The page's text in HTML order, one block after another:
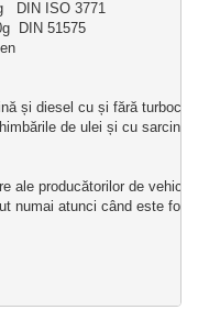
DIN ISO 3771
DIN 51575
și diesel cu și fără
de ulei și cu sarcini
ale producătorilor de
numai atunci când este